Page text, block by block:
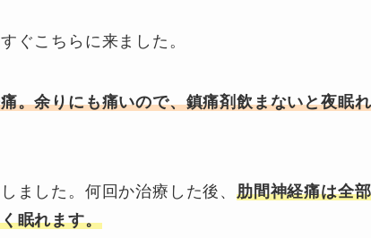
ぐこちらに来ました。
。余りにも痛いので、鎮痛剤飲まないと夜眠れ
ました。何回か治療した後、 肋間神経痛は全部
眠れます。